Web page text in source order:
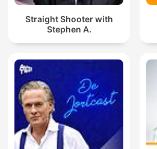
Straight Shooter with
Stephen A.